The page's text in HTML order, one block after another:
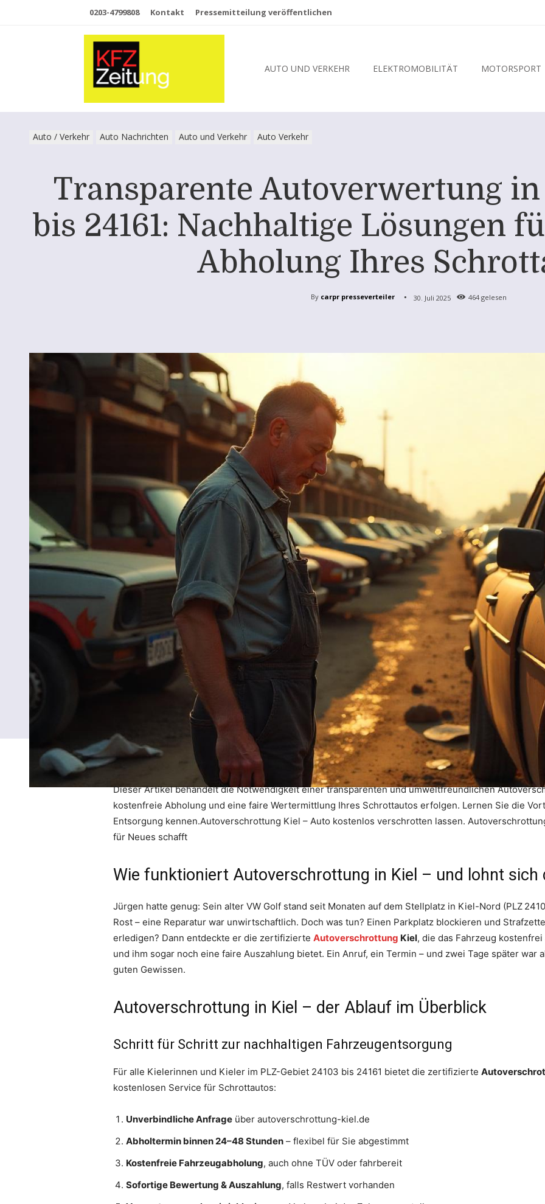
0203-4799808 Kontakt Pressemitteilung veröffentlichen
AUTO UND VERKEHR ELEKTROMOBILITÄT MOTORSPORT
Auto / Verkehr Auto Nachrichten Auto und Verkehr Auto Verkehr
Transparente Autoverwertung in
bis 24161: Nachhaltige Lösungen
Abholung Ihres
By carpr presseverteiler 30. Juli 2025 464 gelesen
Dieser Artikel behandelt die Notwendigkeit einer transparenten und umweltfreundlichen
kostenfreie Abholung und eine faire Wertermittlung Ihres Schrottautos erfolgen. Lernen Sie die
Entsorgung kennen.Autoverschrottung Kiel – Auto kostenlos verschrotten lassen.
für Neues schafft
Wie funktioniert Autoverschrottung in Kiel – und lohnt sich
Jürgen hatte genug: Sein alter VW Golf stand seit Monaten auf dem Stellplatz in Kiel-Nord (PLZ
Rost – eine Reparatur war unwirtschaftlich. Doch was tun? Einen Parkplatz blockieren und
erledigen? Dann entdeckte er die zertifizierte Autoverschrottung Kiel, die das Fahrzeug
und ihm sogar noch eine faire Auszahlung bietet. Ein Anruf, ein Termin – und zwei Tage später war
guten Gewissen.
Autoverschrottung in Kiel – der Ablauf im Überblick
Schritt für Schritt zur nachhaltigen Fahrzeugentsorgung
Für alle Kielerinnen und Kieler im PLZ-Gebiet 24103 bis 24161 bietet die zertifizierte
kostenlosen Service für Schrottautos:
Unverbindliche Anfrage über autoverschrottung-kiel.de
Abholtermin binnen 24–48 Stunden – flexibel für Sie abgestimmt
Kostenfreie Fahrzeugabholung, auch ohne TÜV oder fahrbereit
Sofortige Bewertung & Auszahlung, falls Restwert vorhanden